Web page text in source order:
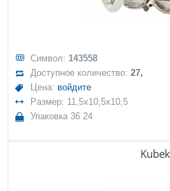
Символ: 143558
Доступное количество:27,
Цена: войдите
Размер: 11,5x10,5x10,5
Упаковка 36 24
Kubek